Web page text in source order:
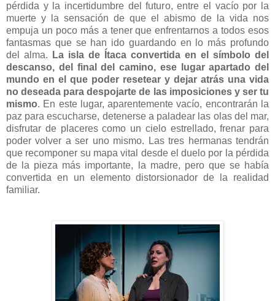
pérdida y la incertidumbre del futuro, entre el vacío por la
muerte y la sensación de que el abismo de la vida nos
empuja un poco más a tener que enfrentarnos a todos esos
fantasmas que se han ido guardando en lo más profundo
del alma.
La isla de Ítaca convertida en el símbolo del
descanso, del final del camino, ese lugar apartado del
mundo en el que poder resetear y dejar atrás una vida
no deseada para despojarte de las imposiciones y ser tu
mismo. En este lugar, aparentemente vacío, encontrarán la
paz para escucharse, detenerse a paladear las olas del mar,
disfrutar de placeres como un cielo estrellado, frenar para
poder volver a ser uno mismo. Las tres hermanas tendrán
que recomponer su mapa vital desde el duelo por la pérdida
de la pieza más importante, la madre, pero que se había
convertida en un elemento distorsionador de la realidad
familiar.